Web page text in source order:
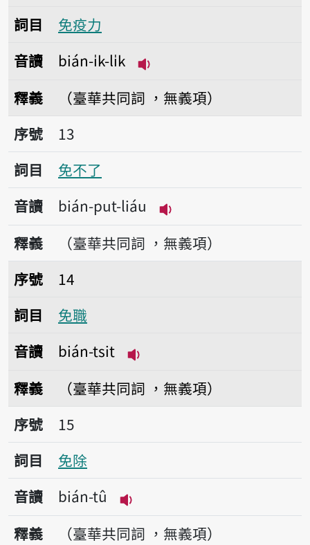
詞目
免疫力
音讀
bián-i̍k-li̍k
釋義
（臺華共同詞 ，無義項）
序號13免不了
序號
13
詞目
免不了
音讀
bián-put-liáu
播放音讀bián-put-liáu
釋義
（臺華共同詞 ，無義項）
序號14免職
序號
14
詞目
免職
音讀
bián-tsit
釋義
（臺華共同詞 ，無義項）
序號15免除
序號
15
詞目
免除
音讀
bián-tû
播放音讀bián-tû
釋義
（臺華共同詞 ，無義項）